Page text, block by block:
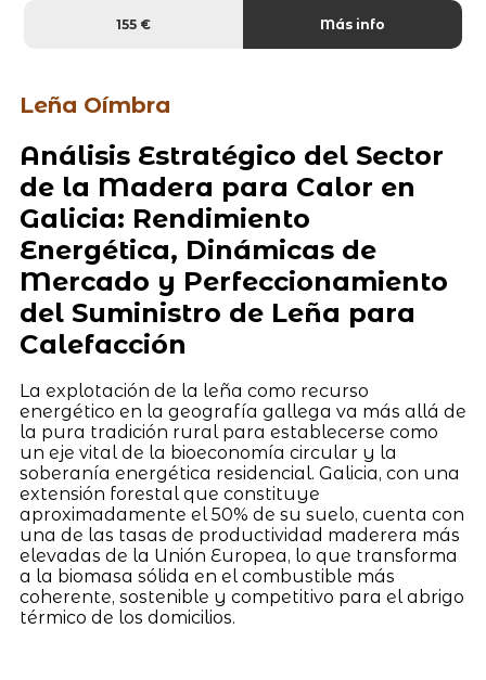
155 € Más info
Leña Oímbra
Análisis Estratégico del Sector
de la Madera para Calor en
Galicia: Rendimiento
Energética, Dinámicas de
Mercado y Perfeccionamiento
del Suministro de Leña para
Calefacción
La explotación de la leña como recurso
energético en la geografía gallega va más allá de
la pura tradición rural para establecerse como
un eje vital de la bioeconomía circular y la
soberanía energética residencial. Galicia, con una
extensión forestal que constituye
aproximadamente el 50% de su suelo, cuenta con
una de las tasas de productividad maderera más
elevadas de la Unión Europea, lo que transforma
a la biomasa sólida en el combustible más
coherente, sostenible y competitivo para el abrigo
térmico de los domicilios.